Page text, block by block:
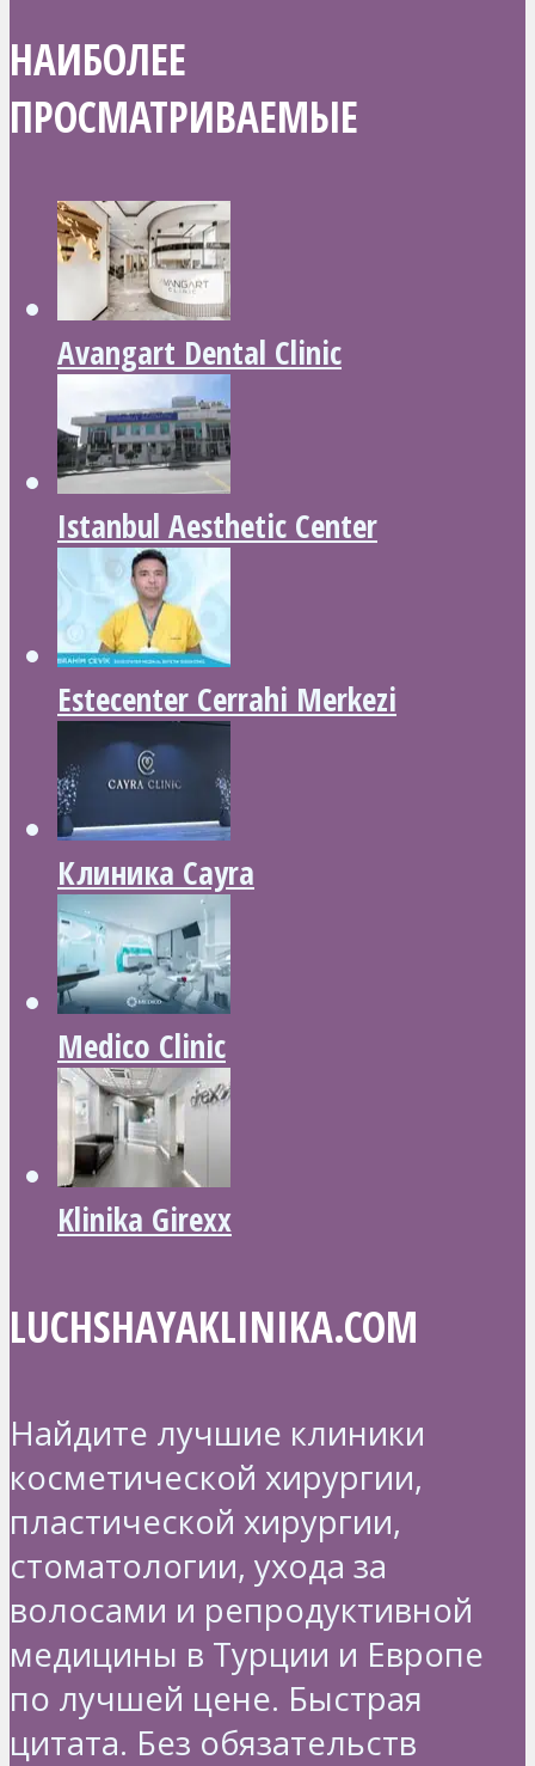
НАИБОЛЕЕ
ПРОСМАТРИВАЕМЫЕ
Avangart Dental Clinic
Istanbul Aesthetic Center
Estecenter Cerrahi Merkezi
Клиника Cayra
Medico Clinic
Klinika Girexx
LUCHSHAYAKLINIKA.COM
Найдите лучшие клиники
косметической хирургии,
пластической хирургии,
стоматологии, ухода за
волосами и репродуктивной
медицины в Турции и Европе
по лучшей цене. Быстрая
цитата. Без обязательств